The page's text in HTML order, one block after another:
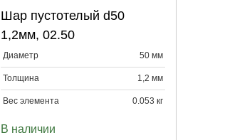
Шар пустотелый d50
1,2мм, 02.50
Диаметр 50 мм
Толщина 1,2 мм
Вес элемента 0.053 кг
В наличии
Продолжить